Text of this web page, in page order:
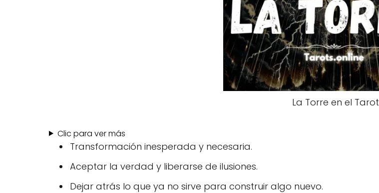
La Torre en el Tarot
Clic para ver más
Transformación inesperada y necesaria.
Aceptar la verdad y liberarse de ilusiones.
Dejar atrás lo que ya no sirve para construir algo nuevo.